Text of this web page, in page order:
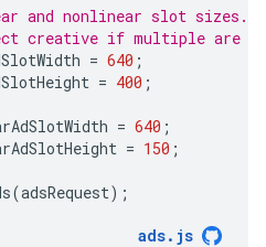
and nonlinear slot sizes.
creative if multiple are
= 640 ;
= 400 ;
= 640 ;
= 150 ;
(adsRequest);
ads. js